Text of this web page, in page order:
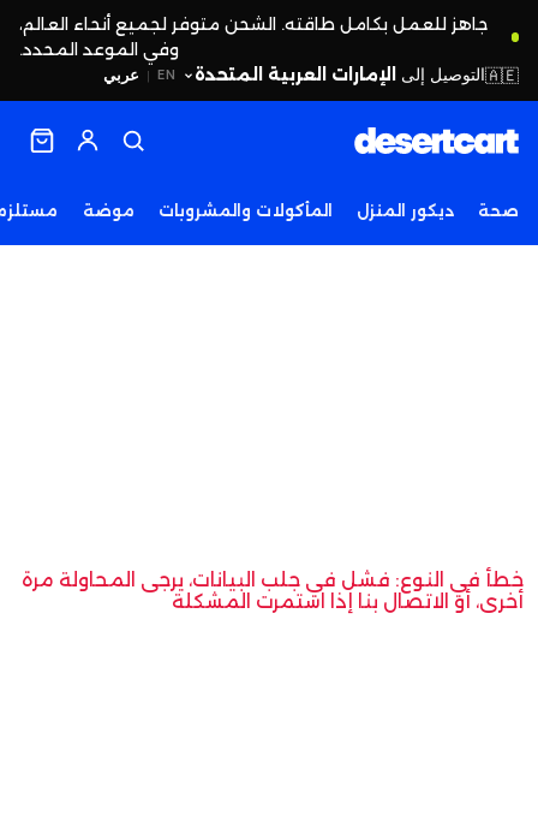
جاهز للعمل بكامل طاقته. الشحن متوفر لجميع أنحاء العالم،
وفي الموعد المحدد.
EN
| عربي 🇦🇪التوصيل إلى الإمارات العربية المتحدة
صحة ديكور المنزل المأكولات والمشروبات موضة
خطأ في النوع: فشل في جلب البيانات، يرجى المحاولة مرة
أخرى، أو الاتصال بنا إذا استمرت المشكلة